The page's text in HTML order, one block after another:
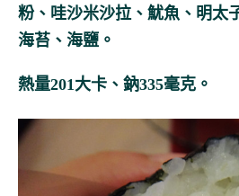
粉、哇沙米沙拉、魷魚、明太
海苔、海鹽。
熱量201大卡、鈉335毫克。